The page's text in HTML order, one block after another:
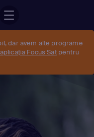
dar avem alte programe
aplicația Focus Satpentru